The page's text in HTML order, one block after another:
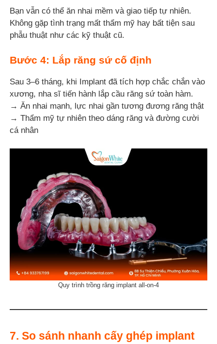
Bạn vẫn có thể ăn nhai mềm và giao tiếp tự nhiên.
Không gặp tình trạng mất thẩm mỹ hay bất tiện sau
phẫu thuật như các kỹ thuật cũ.
Bước 4: Lắp răng sứ cố định
Sau 3–6 tháng, khi Implant đã tích hợp chắc chắn vào
xương, nha sĩ tiến hành lắp cầu răng sứ toàn hàm.
→ Ăn nhai mạnh, lực nhai gần tương đương răng thật
→ Thẩm mỹ tự nhiên theo dáng răng và đường cười
cá nhân
Quy trình trồng răng implant all-on-4
7. So sánh nhanh cấy ghép implant